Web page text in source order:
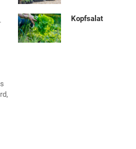
Kopfsalat